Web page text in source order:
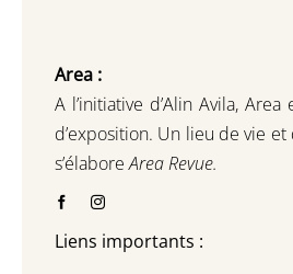
Area :
A l’initiative d’Alin Avila, Area
d’exposition. Un lieu de vie et
s’élaboreArea Revue.
Liens importants :